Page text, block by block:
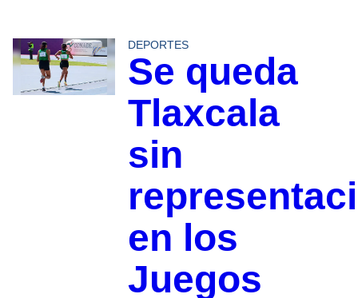
DEPORTES
Se queda
Tlaxcala
sin
en los
Juegos